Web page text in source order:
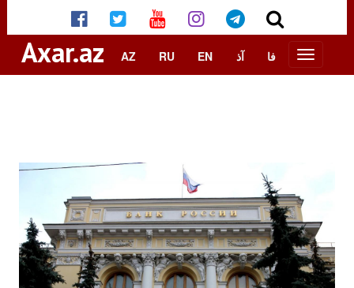
Axar.az AZ RU EN آذ فا